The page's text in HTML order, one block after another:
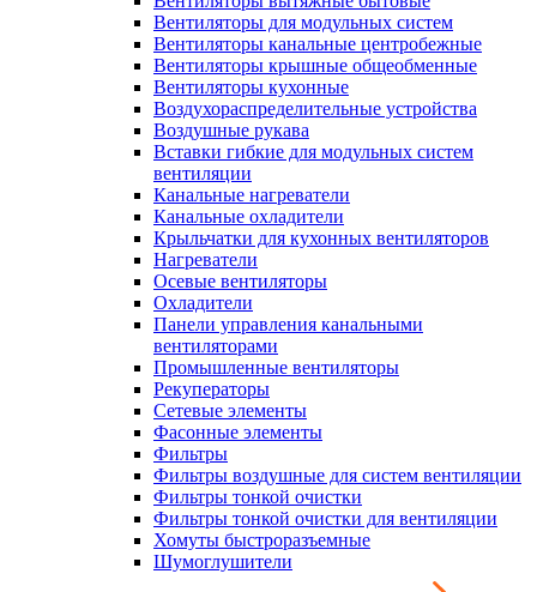
Вентиляторы для модульных систем
Вентиляторы канальные центробежные
Вентиляторы крышные общеобменные
Вентиляторы кухонные
Воздухораспределительные устройства
Воздушные рукава
Вставки гибкие для модульных систем
вентиляции
Канальные нагреватели
Канальные охладители
Крыльчатки для кухонных вентиляторов
Нагреватели
Осевые вентиляторы
Охладители
Панели управления канальными
вентиляторами
Промышленные вентиляторы
Рекуператоры
Сетевые элементы
Фасонные элементы
Фильтры
Фильтры воздушные для систем вентиляции
Фильтры тонкой очистки
Фильтры тонкой очистки для вентиляции
Хомуты быстроразъемные
Шумоглушители